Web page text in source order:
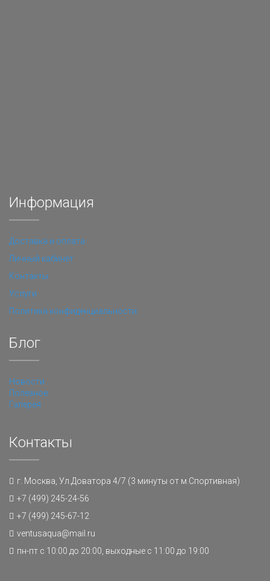
Информация
Доставка и оплата
Личный кабинет
Контакты
Услуги
Политика конфиденциальности
Блог
Новости
Полезное
Галерея
Контакты
г. Москва, Ул.Доватора 4/7 (3 минуты от м.Спортивная)
+7 (499) 245-24-56
+7 (499) 245-67-12
ventusaqua@mail.ru
пн-пт с 10:00 до 20:00, выходные с 11:00 до 19:00